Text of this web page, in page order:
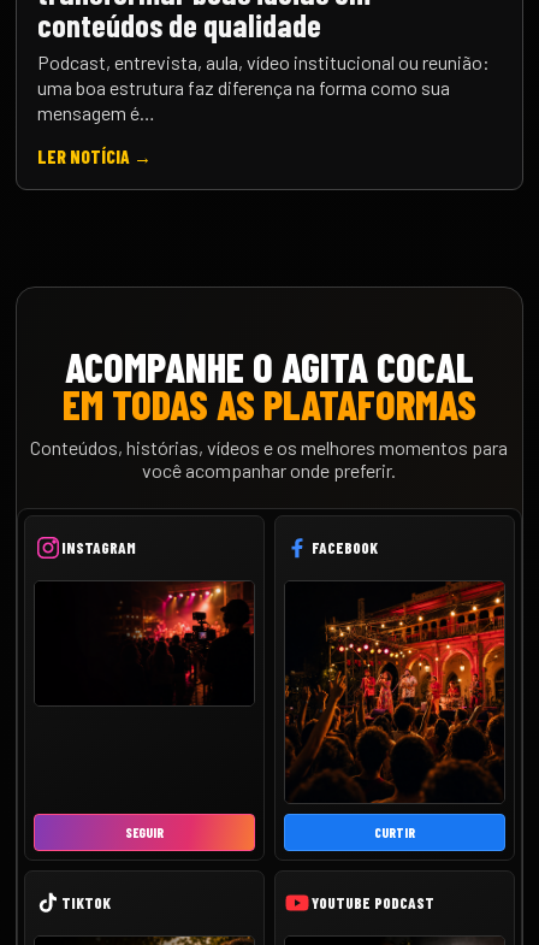
conteúdos de qualidade
Podcast, entrevista, aula, vídeo institucional ou reunião:
uma boa estrutura faz diferença na forma como sua
mensagem é…
LER NOTÍCIA →
ACOMPANHE O AGITA COCAL
EM TODAS AS PLATAFORMAS
Conteúdos, histórias, vídeos e os melhores momentos para
você acompanhar onde preferir.
INSTAGRAM
SEGUIR
FACEBOOK
CURTIR
TIKTOK YOUTUBE PODCAST